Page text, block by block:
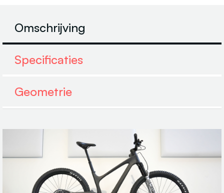
Omschrijving
Specificaties
Geometrie